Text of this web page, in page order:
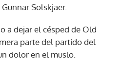
Solskjaer.
a dejar el césped de Old
parte del partido del
dolor en el muslo.